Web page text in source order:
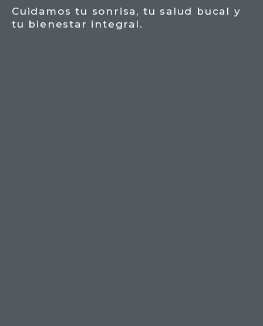
Cuidamos tu sonrisa, tu salud bucal y
tu bienestar integral.